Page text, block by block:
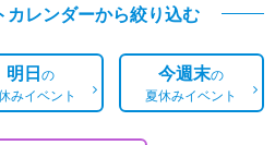
カレンダーから絞り込む
明日の
みイベント
今週末の
夏休みイベント